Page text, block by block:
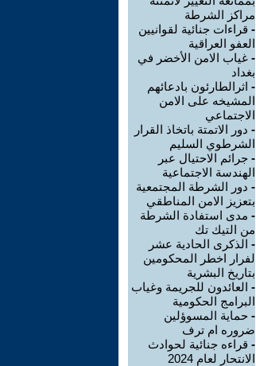
مراكز الشرطة
- قراءات جنائية لقوانيين
العفو العراقية
- غياب الامن الأخضر في
بغداد
- اثرالطارئون بادعائهم
المشيخه على الامن
الاجتماعي
- دور الاتمتة باتخاذ القرار
الشرطوي السليم
- جرائم الاحتيال عبر
الهندسة الاجتماعية
- دور الشرطة المجتمعية
بتعزيز الامن المناطقي
- مدى استفادة الشرطة
من التيك تك
- الذكرى الحادية عشر
لفرار اخطر المحكومين
بتاريخ البشرية
- العائدون للجريمة وغياب
البرامج الحكومية
- حماية المسوؤلين
ضروره ام ترف
- قراءه جنائية لحوادث
الانتحار لعام 2024